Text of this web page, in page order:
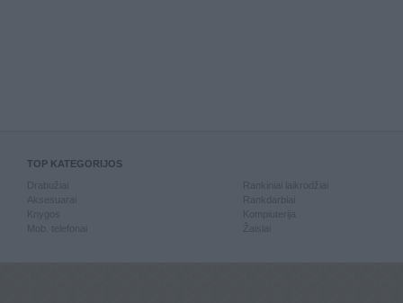
TOP KATEGORIJOS
Knygos
Mob. telefonai
Kompiuterija
Žaislai